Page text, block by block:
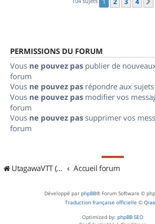
PERMISSIONS DU FORUM
Vous ne pouvez pas publier de
forum
Vous ne pouvez pas répondre aux
Vous ne pouvez pas modifier vos
forum
Vous ne pouvez pas supprimer vos
forum
UtagawaVTT (Randos VTT et VTTAE avec traces GPS) Accueil forum
Développé par phpBB® Forum Software ©
Traduction française officielle ©
Optimized by: phpBB SEO